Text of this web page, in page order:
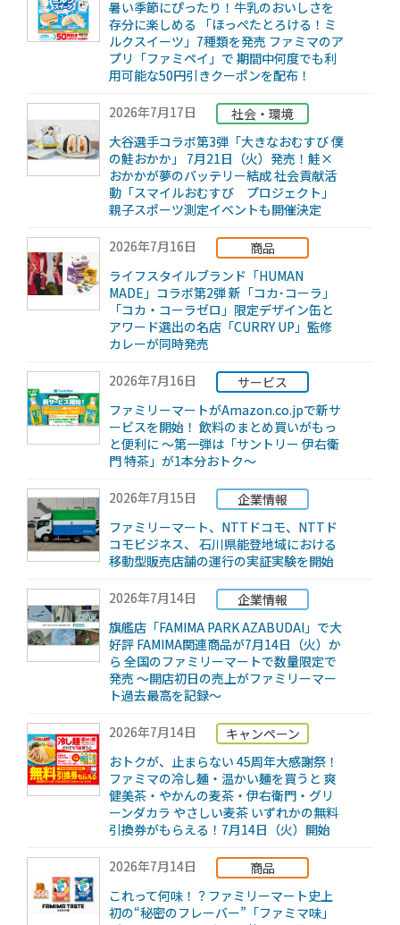
暑い季節にぴったり！牛乳のおいしさを
存分に楽しめる 「ほっぺたとろける！ミ
ルクスイーツ」7種類を発売 ファミマのア
プリ「ファミペイ」で 期間中何度でも利
用可能な50円引きクーポンを配布！
2026年7月17日
社会・環境
大谷選手コラボ第3弾「大きなおむすび 僕
の鮭おかか」 7月21日（火）発売！鮭×
おかかが夢のバッテリー結成 社会貢献活
動「スマイルおむすび プロジェクト」
親子スポーツ測定イベントも開催決定
2026年7月16日
商品
ライフスタイルブランド「HUMAN
MADE」コラボ第2弾 新「コカ･コーラ」
「コカ・コーラゼロ」限定デザイン缶と
アワード選出の名店「CURRY UP」監修
カレーが同時発売
2026年7月16日
サービス
ファミリーマートがAmazon.co.jpで新サ
ービスを開始！ 飲料のまとめ買いがもっ
と便利に ～第一弾は「サントリー 伊右衛
門 特茶」が1本分おトク～
2026年7月15日
企業情報
ファミリーマート、NTTドコモ、NTTド
コモビジネス、 石川県能登地域における
移動型販売店舗の運行の実証実験を開始
2026年7月14日
企業情報
旗艦店「FAMIMA PARK AZABUDAI」で大
好評 FAMIMA関連商品が7月14日（火）か
ら 全国のファミリーマートで数量限定で
発売 ～開店初日の売上がファミリーマー
ト過去最高を記録～
2026年7月14日
キャンペーン
おトクが、止まらない 45周年大感謝祭！
ファミマの冷し麺・温かい麺を買うと 爽
健美茶・やかんの麦茶・伊右衛門・グリ
ーンダカラ やさしい麦茶 いずれかの無料
引換券がもらえる！7月14日（火）開始
2026年7月14日
商品
これって何味！？ファミリーマート史上
初の“秘密のフレーバー”「ファミマ味」